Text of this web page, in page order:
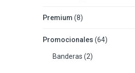
Premium (8)
Promocionales (64)
Banderas (2)